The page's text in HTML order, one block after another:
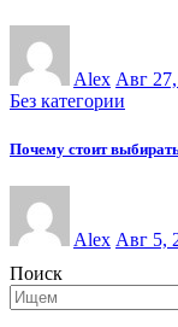
Alex Авг
Без категории
Почему стоит
Alex Авг 5,
Поиск